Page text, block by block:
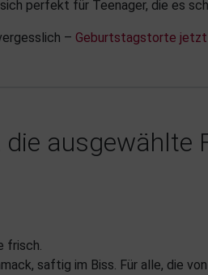
perfekt für Teenager, die es
– Geburtstagstorte
ausgewählte
frisch.
saftig im Biss. Für alle, die